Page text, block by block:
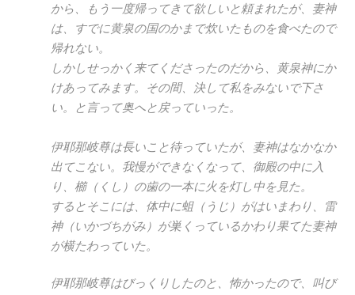
から、もう一度帰ってきて欲しいと頼まれたが、妻神
は、すでに黄泉の国のかまで炊いたものを食べたので
帰れない。
しかしせっかく来てくださったのだから、黄泉神にか
けあってみます。その間、決して私をみないで下さ
い。と言って奥へと戻っていった。
伊耶那岐尊は長いこと待っていたが、妻神はなかなか
出てこない。我慢ができなくなって、御殿の中に入
り、櫛（くし）の歯の一本に火を灯し中を見た。
するとそこには、体中に蛆（うじ）がはいまわり、雷
神（いかづちがみ）が巣くっているかわり果てた妻神
が横たわっていた。
伊耶那岐尊はびっくりしたのと、怖かったので、叫び